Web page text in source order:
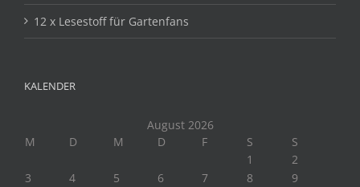
12 x Lesestoff für Gartenfans
KALENDER
August 2026
M
D M D F S
S
1
2
3
4 5 6 7 8 9